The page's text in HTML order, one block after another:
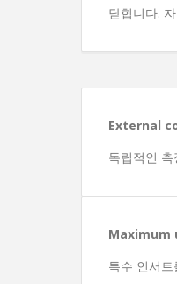
닫힙니다.
External
독립적인
Maximum
특수 인서